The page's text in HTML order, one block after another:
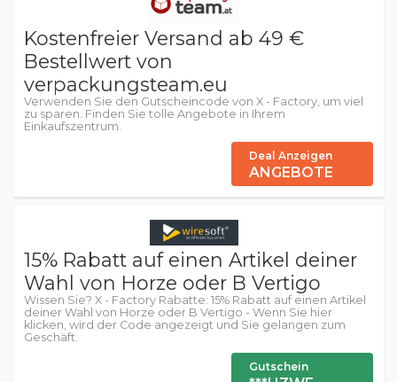
Kostenfreier Versand ab 49 €
Bestellwert von
verpackungsteam.eu
Verwenden Sie den Gutscheincode von X - Factory, um viel
zu sparen. Finden Sie tolle Angebote in Ihrem
Einkaufszentrum.
Deal Anzeigen
ANGEBOTE
15% Rabatt auf einen Artikel deiner
Wahl von Horze oder B Vertigo
Wissen Sie? X - Factory Rabatte: 15% Rabatt auf einen Artikel
deiner Wahl von Horze oder B Vertigo - Wenn Sie hier
klicken, wird der Code angezeigt und Sie gelangen zum
Geschäft.
Gutschein